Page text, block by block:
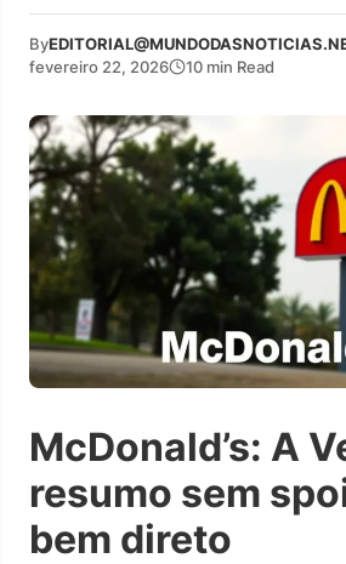
By
fevereiro 22, 2026
10 min Read
McDonald’s: A
resumo sem
bem direto